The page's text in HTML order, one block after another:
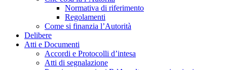
Normativa di riferimento
Regolamenti
Come si finanzia l’Autorità
Delibere
Atti e Documenti
Accordi e Protocolli d’intesa
Atti di segnalazione